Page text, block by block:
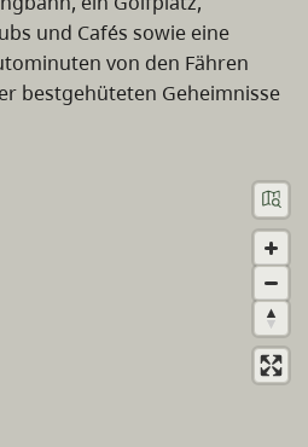
und Cafés sowie eine
von den Fähren
bestgehüteten Geheimnisse